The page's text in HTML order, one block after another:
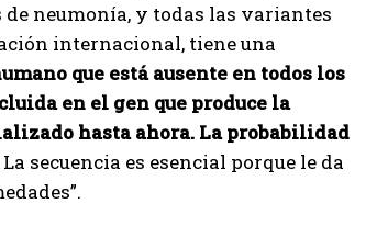
neumonía, y todas las variantes
internacional, tiene una
que está ausente en todos los
en el gen que produce la
hasta ahora. La probabilidad
La secuencia es esencial porque le da